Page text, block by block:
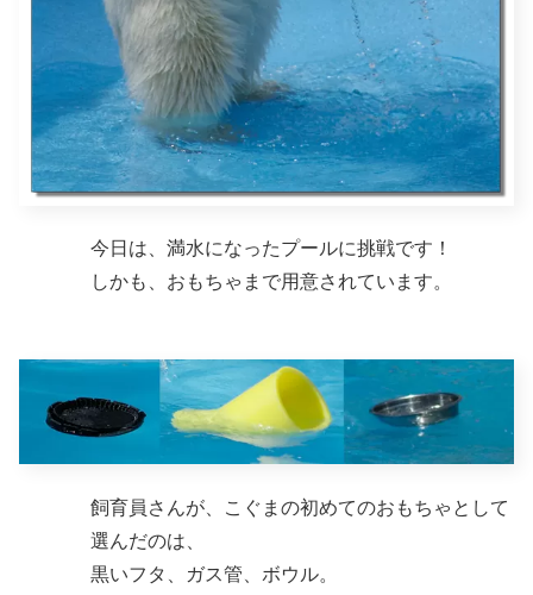
今日は、満水になったプールに挑戦です！
しかも、おもちゃまで用意されています。
飼育員さんが、こぐまの初めてのおもちゃとして
選んだのは、
黒いフタ、ガス管、ボウル。